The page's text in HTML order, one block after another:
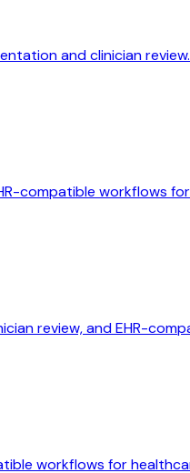
and clinician review.
compatible workflows
review, and EHR-
workflows for